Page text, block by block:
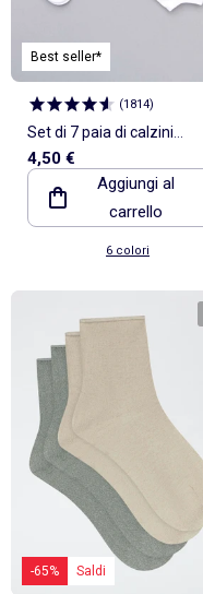
Best seller*
(1814)
Set di 7 paia di calzini
invisibili
4,50 €
Aggiungi al
carrello
6 colori
-65% Saldi